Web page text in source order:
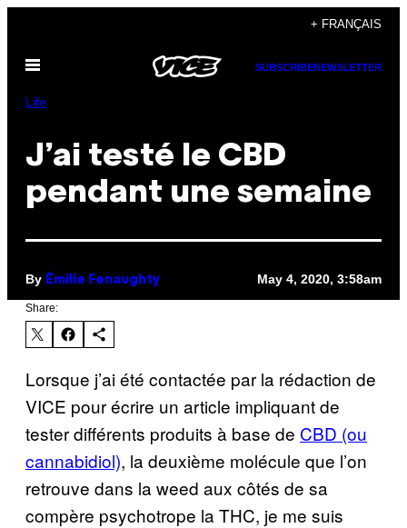
content
+ FRANÇAIS
Open
SUBSCRIBENEWSLETTER
Life
J’ai testé le CBD
pendant une semaine
By Émilie Fenaughty May 4, 2020, 3:58am
Share:
Lorsque j’ai été contactée par la rédaction de
VICE pour écrire un article impliquant de
tester différents produits à base de CBD (ou
cannabidiol), la deuxième molécule que l’on
retrouve dans la weed aux côtés de sa
compère psychotrope la THC, je me suis